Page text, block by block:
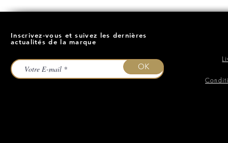
Inscrivez-vous et suivez les dernières
actualités de la marque
OK